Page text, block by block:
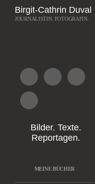
Suchen
Birgit-Cathrin Duval
JOURNALISTIN. FOTOGRAFIN.
Bilder. Texte.
Reportagen.
MEINE BÜCHER